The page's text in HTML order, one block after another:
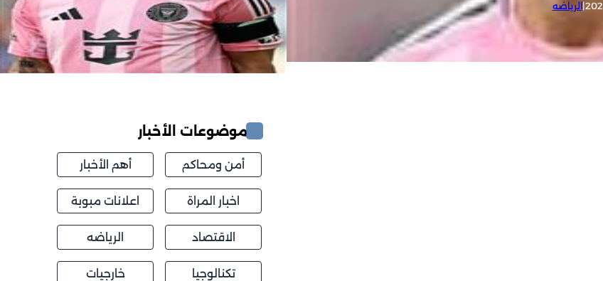
|الرياضه
موضوعات الأخبار
أمن ومحاكم أهم الأخبار
اخبار المراة اعلانات مبوبة
الاقتصاد الرياضه
تكنالوجيا خارجيات